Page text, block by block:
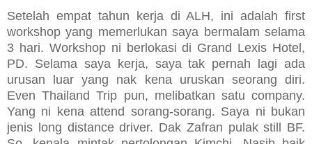
Setelah empat tahun kerja di ALH, ini adalah first
workshop yang memerlukan saya bermalam selama
3 hari. Workshop ni berlokasi di Grand Lexis Hotel,
PD. Selama saya kerja, saya tak pernah lagi ada
urusan luar yang nak kena uruskan seorang diri.
Even Thailand Trip pun, melibatkan satu company.
Yang ni kena attend sorang-sorang. Saya ni bukan
jenis long distance driver. Dak Zafran pulak still BF.